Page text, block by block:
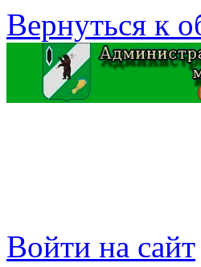
Вернуться к
Войти на сайт